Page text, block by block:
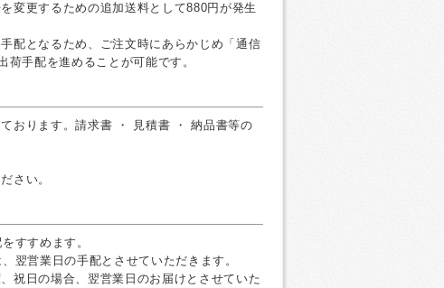
変更するための追加送料として880円が発生
配となるため、ご注文時にあらかじめ「通信
荷手配を進めることが可能です。
おります。請求書 ・ 見積書 ・ 納品書等の
さい。
すすめます。
翌営業日の手配とさせていただきます。
祝日の場合、翌営業日のお届けとさせていた